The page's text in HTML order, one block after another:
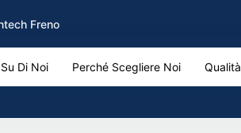
Freno
Su Di Noi Perché Scegliere Noi Qualità